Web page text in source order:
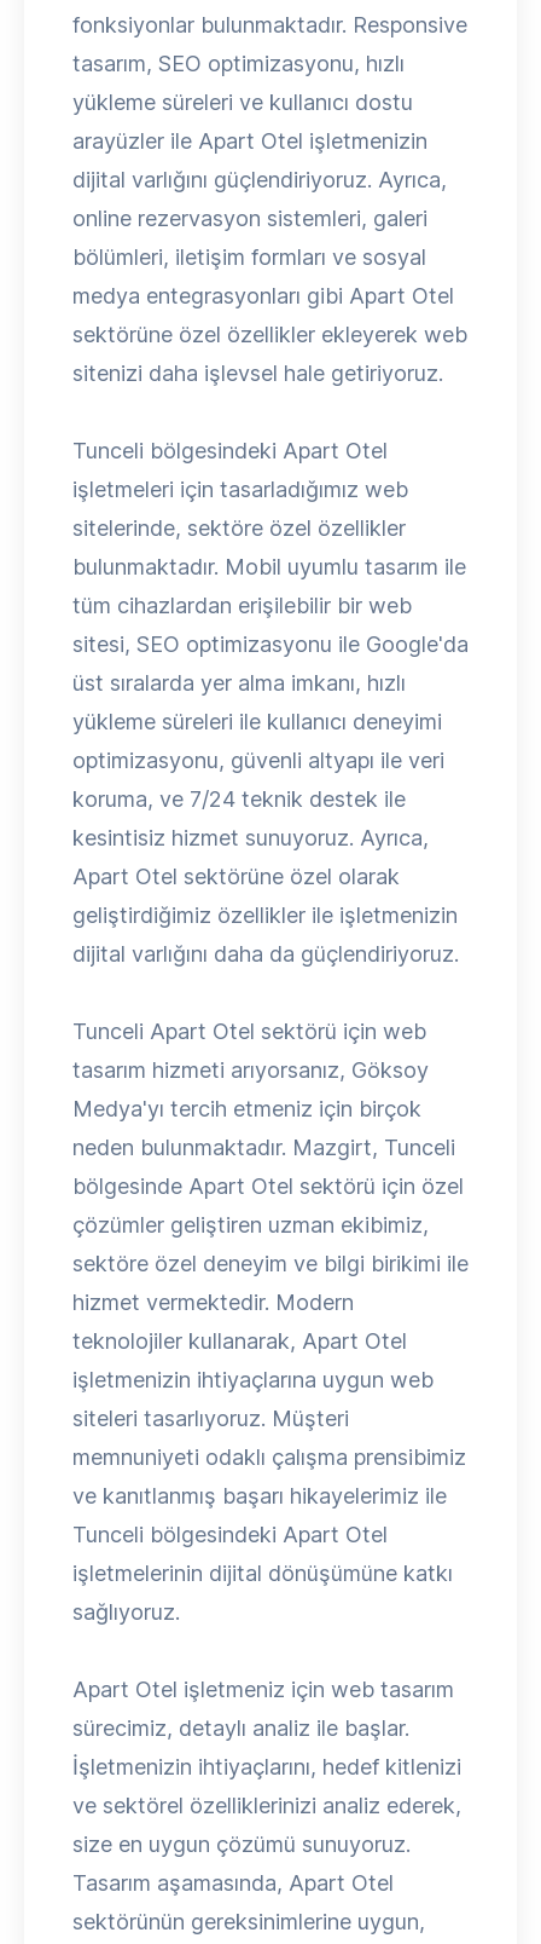
fonksiyonlar bulunmaktadır. Responsive
tasarım, SEO optimizasyonu, hızlı
yükleme süreleri ve kullanıcı dostu
arayüzler ile Apart Otel işletmenizin
dijital varlığını güçlendiriyoruz. Ayrıca,
online rezervasyon sistemleri, galeri
bölümleri, iletişim formları ve sosyal
medya entegrasyonları gibi Apart Otel
sektörüne özel özellikler ekleyerek web
sitenizi daha işlevsel hale getiriyoruz.
Tunceli bölgesindeki Apart Otel
işletmeleri için tasarladığımız web
sitelerinde, sektöre özel özellikler
bulunmaktadır. Mobil uyumlu tasarım ile
tüm cihazlardan erişilebilir bir web
sitesi, SEO optimizasyonu ile Google'da
üst sıralarda yer alma imkanı, hızlı
yükleme süreleri ile kullanıcı deneyimi
optimizasyonu, güvenli altyapı ile veri
koruma, ve 7/24 teknik destek ile
kesintisiz hizmet sunuyoruz. Ayrıca,
Apart Otel sektörüne özel olarak
geliştirdiğimiz özellikler ile işletmenizin
dijital varlığını daha da güçlendiriyoruz.
Tunceli Apart Otel sektörü için web
tasarım hizmeti arıyorsanız, Göksoy
Medya'yı tercih etmeniz için birçok
neden bulunmaktadır. Mazgirt, Tunceli
bölgesinde Apart Otel sektörü için özel
çözümler geliştiren uzman ekibimiz,
sektöre özel deneyim ve bilgi birikimi ile
hizmet vermektedir. Modern
teknolojiler kullanarak, Apart Otel
işletmenizin ihtiyaçlarına uygun web
siteleri tasarlıyoruz. Müşteri
memnuniyeti odaklı çalışma prensibimiz
ve kanıtlanmış başarı hikayelerimiz ile
Tunceli bölgesindeki Apart Otel
işletmelerinin dijital dönüşümüne katkı
sağlıyoruz.
Apart Otel işletmeniz için web tasarım
sürecimiz, detaylı analiz ile başlar.
İşletmenizin ihtiyaçlarını, hedef kitlenizi
ve sektörel özelliklerinizi analiz ederek,
size en uygun çözümü sunuyoruz.
Tasarım aşamasında, Apart Otel
sektörünün gereksinimlerine uygun,